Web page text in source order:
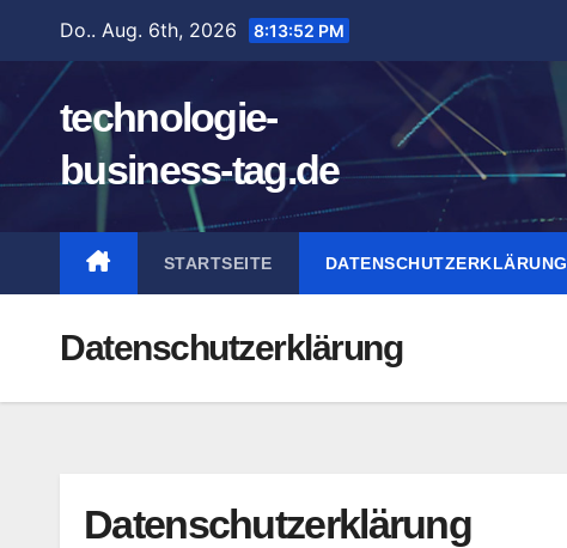
springen
Do.. Aug. 6th, 2026 8:13:53 PM
technologie-
business-tag.de
STARTSEITE DATENSCHUTZERKLÄRUNG
Datenschutzerklärung
Datenschutzerklärung